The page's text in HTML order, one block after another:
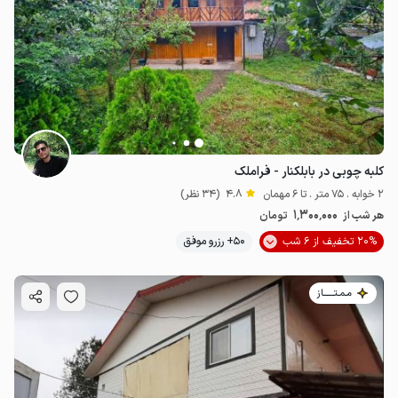
کلبه چوبی در بابلکنار - فراملک
2 خوابه . 75 متر . تا 6 مهمان 4.8 (34 نظر)
هر شب از 1٬300٬000 تومان
20% تخفیف از 6 شب
50+ رزرو موفق
مـمـتــــــاز